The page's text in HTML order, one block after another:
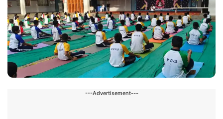
---Advertisement---